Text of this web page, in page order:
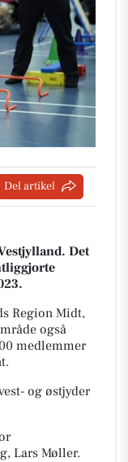
Del artikel
Det
Region Midt,
også
medlemmer
og østjyder
Lars Møller.